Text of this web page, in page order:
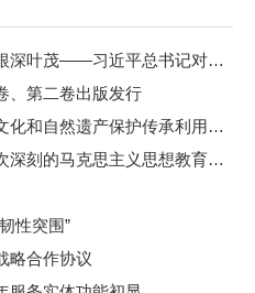
让中朝传统友谊之树更加根深叶茂——习近平总书记对朝鲜进行国事访问纪实
、第二卷出版发行
在习近平文化思想引领下文化和自然遗产保护传承利用工作开创新局面
伟大征程丨延安整风：一次深刻的马克思主义思想教育运动
性突围”
略合作协议